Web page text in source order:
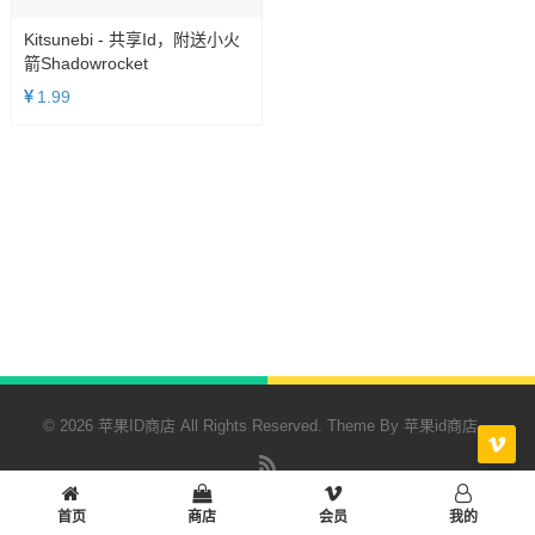
Kitsunebi - 共享id，附送小火
箭Shadowrocket
1.99
© 2026 苹果ID商店 All Rights Reserved. Theme By 苹果id商店
首页 商店 会员 我的